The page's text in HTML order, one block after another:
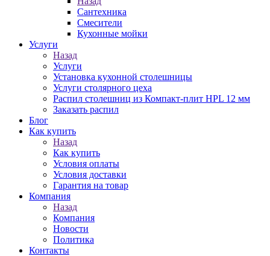
Сантехника
Смесители
Кухонные мойки
Услуги
Назад
Услуги
Установка кухонной столешницы
Услуги столярного цеха
Распил столешниц из Компакт-плит HPL 12 мм
Заказать распил
Блог
Как купить
Назад
Как купить
Условия оплаты
Условия доставки
Гарантия на товар
Компания
Назад
Компания
Новости
Политика
Контакты